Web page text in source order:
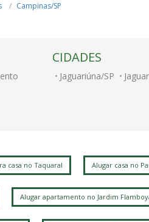
Campinas/SP
CIDADES
Jaguariúna/SP
casa no Taquaral Alugar casa no
Alugar apartamento no Jardim